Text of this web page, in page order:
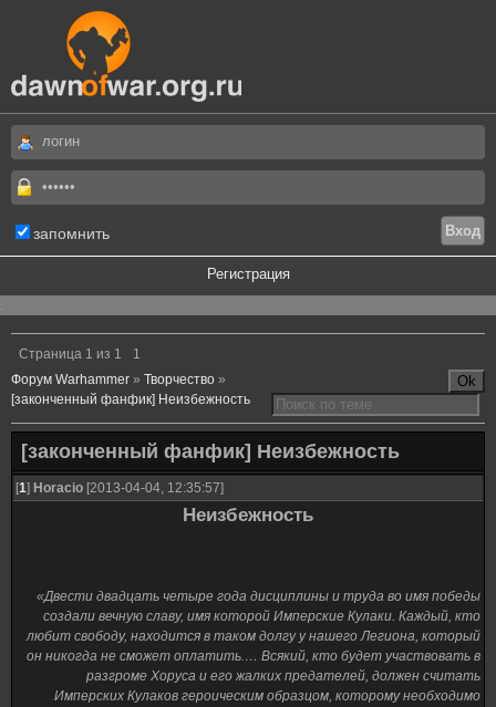
запомнить
Регистрация
.
Страница 1 из 1
1
Форум Warhammer » Творчество »
[законченный фанфик] Неизбежность
[законченный фанфик] Неизбежность
[1] Horacio [2013-04-04, 12:35:57]
Неизбежность
«Двести двадцать четыре года дисциплины и труда во имя победы
создали вечную славу, имя которой Имперские Кулаки. Каждый, кто
любит свободу, находится в таком долгу у нашего Легиона, который
он никогда не сможет оплатить.… Всякий, кто будет участвовать в
разгроме Хоруса и его жалких предателей, должен считать
Имперских Кулаков героическим образцом, которому необходимо